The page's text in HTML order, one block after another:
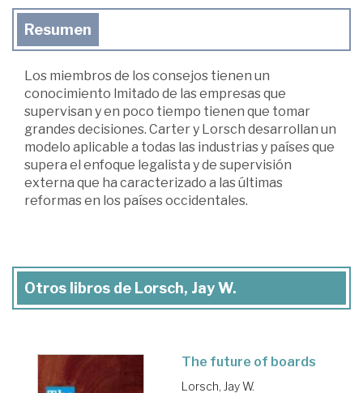
Resumen
Los miembros de los consejos tienen un
conocimiento lmitado de las empresas que
supervisan y en poco tiempo tienen que tomar
grandes decisiones. Carter y Lorsch desarrollan un
modelo aplicable a todas las industrias y países que
supera el enfoque legalista y de supervisión
externa que ha caracterizado a las últimas
reformas en los países occidentales.
Otros libros de Lorsch, Jay W.
The future of boards
Lorsch, Jay W.